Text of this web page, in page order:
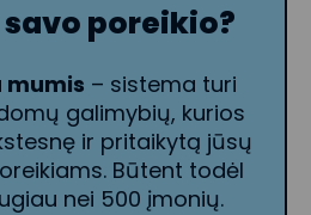
poreikio?
mumis – sistema turi
galimybių, kurios
ir pritaikytą jūsų
Būtent todėl
nei 500 įmonių.